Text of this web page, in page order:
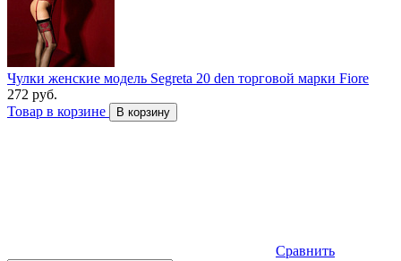
Чулки женские модель Segreta 20 den торговой марки Fiore
272 руб.
Товар в корзине
В корзину
Сравнить